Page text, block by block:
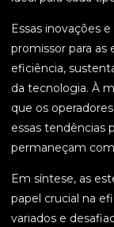
Essas inovações
promissor para as
eficiência,
da tecnologia. À
que os
essas tendências
permaneçam
Em síntese, as
papel crucial na
variados e